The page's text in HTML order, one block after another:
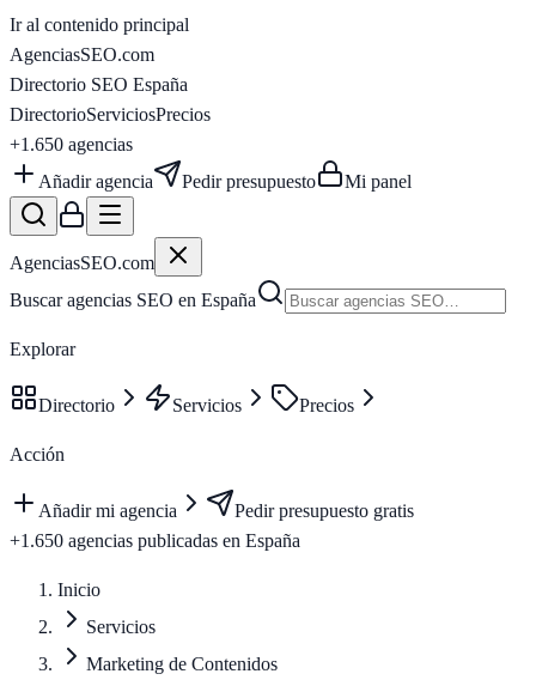
Ir al contenido principal
AgenciasSEO.com
Directorio SEO España
DirectorioServiciosPrecios
+1.650 agencias
Añadir agencia
Pedir presupuesto Mi panel
AgenciasSEO.com
Buscar agencias SEO en España
Explorar
Directorio Servicios Precios
Acción
Añadir mi agencia
Pedir presupuesto gratis
+1.650 agencias publicadas en España
Inicio
Servicios
Marketing de Contenidos